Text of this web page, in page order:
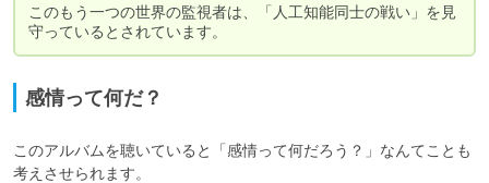
このもう一つの世界の監視者は、「人工知能同士の戦い」を見
守っているとされています。
感情って何だ？
このアルバムを聴いていると「感情って何だろう？」なんてことも
考えさせられます。